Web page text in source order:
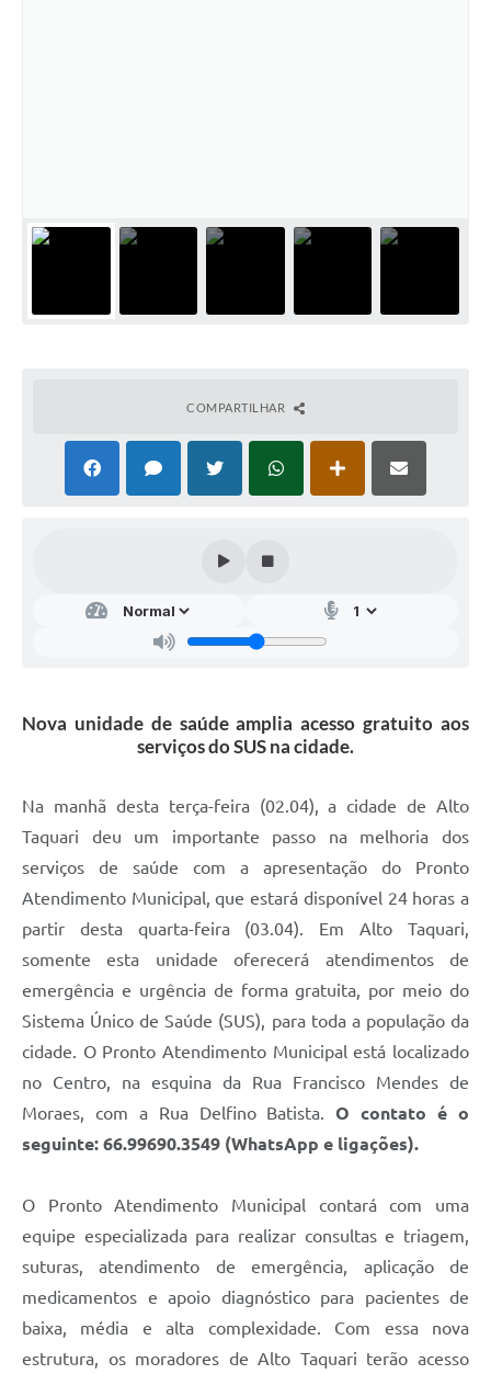
COMPARTILHAR
Nova unidade de saúde amplia acesso gratuito aos
serviços do SUS na cidade.
Na manhã desta terça-feira (02.04), a cidade de Alto
Taquari deu um importante passo na melhoria dos
serviços de saúde com a apresentação do Pronto
Atendimento Municipal, que estará disponível 24 horas a
partir desta quarta-feira (03.04). Em Alto Taquari,
somente esta unidade oferecerá atendimentos de
emergência e urgência de forma gratuita, por meio do
Sistema Único de Saúde (SUS), para toda a população da
cidade. O Pronto Atendimento Municipal está localizado
no Centro, na esquina da Rua Francisco Mendes de
Moraes, com a Rua Delfino Batista.O contato é o
seguinte: 66.99690.3549 (WhatsApp e ligações).
O Pronto Atendimento Municipal contará com uma
equipe especializada para realizar consultas e triagem,
suturas, atendimento de emergência, aplicação de
medicamentos e apoio diagnóstico para pacientes de
baixa, média e alta complexidade. Com essa nova
estrutura, os moradores de Alto Taquari terão acesso